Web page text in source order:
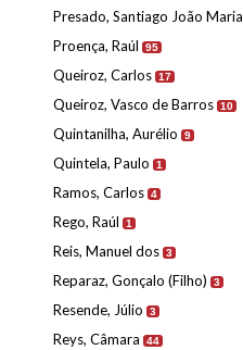
Presado, Santiago João Maria
Proença, Raúl 95
Queiroz, Carlos 17
Queiroz, Vasco de Barros 10
Quintanilha, Aurélio 9
Quintela, Paulo 1
Ramos, Carlos 4
Rego, Raúl 1
Reis, Manuel dos 3
Reparaz, Gonçalo (Filho) 3
Resende, Júlio 3
Reys, Câmara 44